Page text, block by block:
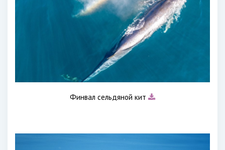
Финвал сельдяной кит